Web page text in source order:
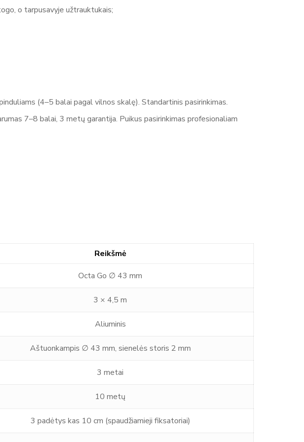
o tarpusavyje užtrauktukais;
(4–5 balai pagal vilnos skalę). Standartinis pasirinkimas.
7–8 balai, 3 metų garantija. Puikus pasirinkimas profesionaliam
Reikšmė
Octa Go ∅ 43 mm
3 × 4,5 m
Aliuminis
Aštuonkampis ∅ 43 mm, sienelės storis 2 mm
3 metai
10 metų
3 padėtys kas 10 cm (spaudžiamieji fiksatoriai)
atsargines dalis bei inžinierių pagalbą. Advent.lt yra oficialus Mitko
Tentai, reklaminės sienelės, staliukai ir aksesuarai Individualūs
kokybė, lankstumas ir patikimumas renginiuose bei lauko reklamoje. Visa